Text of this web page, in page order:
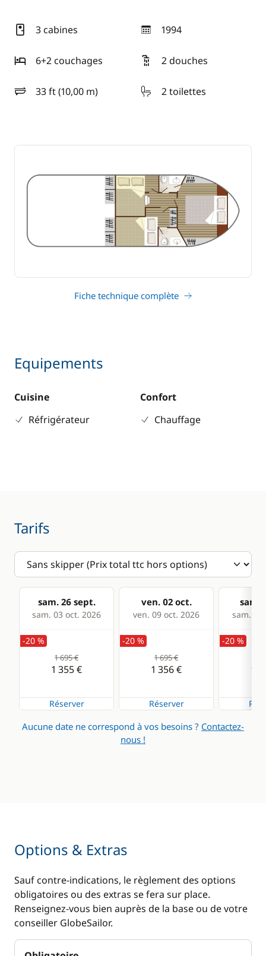
3 cabines 1994
année
6+2 couchages
2 douches
33 ft (10,00 m)
longueur 2 toilettes
Fiche technique complète
Equipements
Cuisine
Réfrigérateur
Confort
Chauffage
Tarifs
sam. 26 sept.
sam. 03 oct. 2026
ven. 02 oct.
ven. 09 oct. 2026
sam.
sam. 10
-20 %
1 695 €
1 355 €
Réserver
-20 %
1 695 €
1 356 €
Réserver
-20 %
1
Aucune date ne correspond à vos besoins ? Contactez-
nous !
Options & Extras
Sauf contre-indications, le règlement des options
obligatoires ou des extras se fera sur place.
Renseignez-vous bien auprès de la base ou de votre
conseiller GlobeSailor.